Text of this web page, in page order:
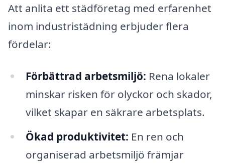
Att anlita ett städföretag med erfarenhet
inom industristädning erbjuder flera
fördelar:
Förbättrad arbetsmiljö: Rena lokaler
minskar risken för olyckor och skador,
vilket skapar en säkrare arbetsplats.
Ökad produktivitet: En ren och
organiserad arbetsmiljö främjar